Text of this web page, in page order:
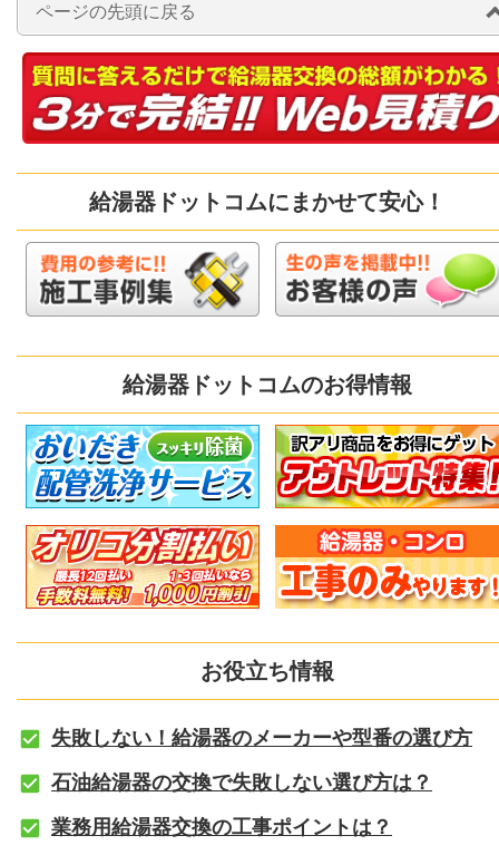
ページの先頭に戻る
給湯器ドットコムにまかせて安心！
給湯器ドットコムのお得情報
お役立ち情報
失敗しない！給湯器のメーカーや型番の選び方
石油給湯器の交換で失敗しない選び方は？
業務用給湯器交換の工事ポイントは？